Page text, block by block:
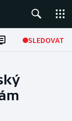
SLEDOVAT